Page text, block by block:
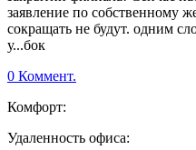
заявление по собственному
сокращать не будут. одним
у...бок
0 Коммент.
Комфорт:
Удаленность офиса: